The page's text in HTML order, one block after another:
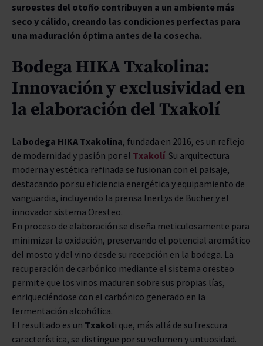
suroestes del otoño contribuyen a un ambiente más
seco y cálido, creando las condiciones perfectas para
una maduración óptima antes de la cosecha.
Bodega HIKA Txakolina:
Innovación y exclusividad en
la elaboración del Txakolí
La bodega HIKA Txakolina, fundada en 2016, es un reflejo
de modernidad y pasión por el Txakolí. Su arquitectura
moderna y estética refinada se fusionan con el paisaje,
destacando por su eficiencia energética y equipamiento de
vanguardia, incluyendo la prensa Inertys de Bucher y el
innovador sistema Oresteo.
En proceso de elaboración se diseña meticulosamente para
minimizar la oxidación, preservando el potencial aromático
del mosto y del vino desde su recepción en la bodega. La
recuperación de carbónico mediante el sistema oresteo
permite que los vinos maduren sobre sus propias lías,
enriqueciéndose con el carbónico generado en la
fermentación alcohólica.
El resultado es un Txakoli que, más allá de su frescura
característica, se distingue por su volumen y untuosidad.